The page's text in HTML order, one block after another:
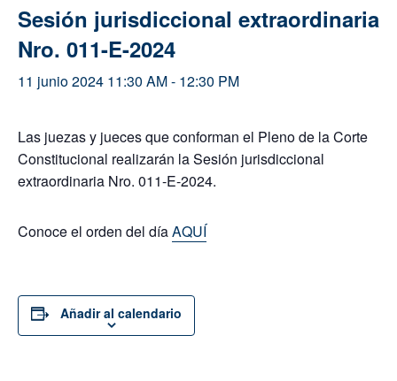
Sesión jurisdiccional extraordinaria
Nro. 011-E-2024
11 junio 2024 11:30 AM- 12:30 PM
Las juezas y jueces que conforman el Pleno de la Corte
Constitucional realizarán la Sesión jurisdiccional
extraordinaria Nro. 011-E-2024.
Conoce el orden del díaAQUÍ
Añadir al calendario